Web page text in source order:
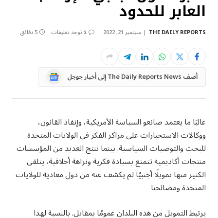
العابر للحدود
THE DAILY REPORTS سبتمبر 21, 2022 لا توجد تعليقات 5 دقائق
أضف The Daily Reports News إلى أخبار جوجل Google
News
غالبًا ما يعتمد صانعو السياسة الأمريكية، وإنفاذ القانون،
ووكالات الاستخبارات على مراكز الفكر في الولايات المتحدة
للبحث والتوصيات السياسية. بينما تنتج العديد من المؤسسات
منتجات أكاديمية تتمتع بسيادة فكرية ونزاهة أخلاقية، يتلقى
الكثير منها تمويلًا أجنبيًا لم يكشف عنه من دول معادية للولايات
المتحدة ومصالحنا
يرتبط التمويل من هذه البلدان عمومًا بمقابل. بالنسبة لهذا